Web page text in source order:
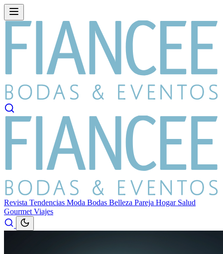
Revista Tendencias Moda Bodas Belleza Pareja Hogar Salud
Gourmet Viajes